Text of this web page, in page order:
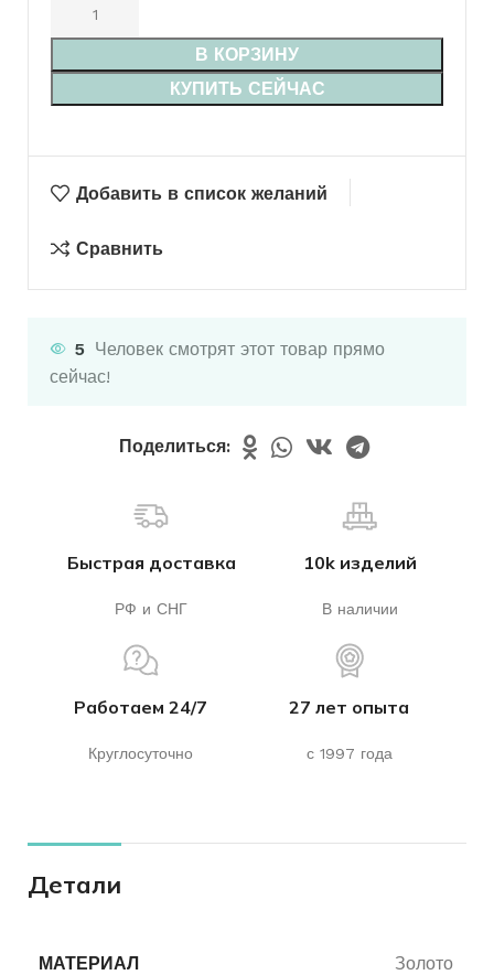
В КОРЗИНУ
КУПИТЬ СЕЙЧАС
Добавить в список желаний
Сравнить
5 Человек смотрят этот товар прямо
сейчас!
Поделиться:
Быстрая доставка
РФ и СНГ
10k изделий
В наличии
Работаем 24/7
Круглосуточно
27 лет опыта
с 1997 года
Детали
МАТЕРИАЛ Золото